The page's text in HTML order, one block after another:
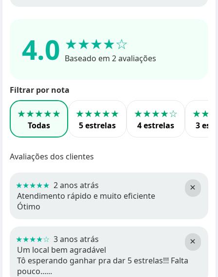
4.0 ★★★★☆
Baseado em 2 avaliações
Filtrar por nota
★★★★★
Todas
★★★★★
5 estrelas
★★★★☆
4 estrelas 3
Avaliações dos clientes
×
★★★★★ 2 anos atrás
Atendimento rápido e muito eficiente
Ótimo
×
★★★★☆ 3 anos atrás
Um local bem agradável
Tô esperando ganhar pra dar 5 estrelas!!! Falta
pouco......